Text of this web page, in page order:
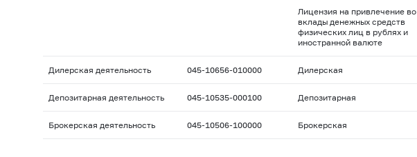
Лицензия на привлечение во
вклады денежных средств
физических лиц в рублях и
иностранной валюте
Дилерская деятельность 045-10656-010000 Дилерская
Депозитарная деятельность 045-10535-000100 Депозитарная
Брокерская деятельность 045-10506-100000 Брокерская